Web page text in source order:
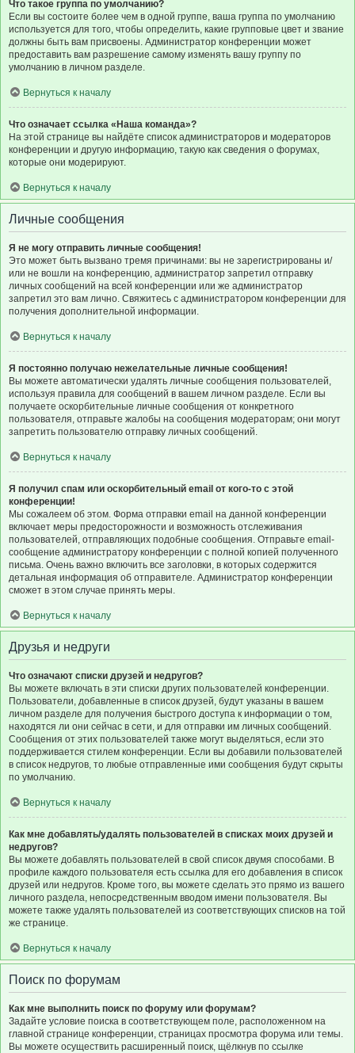
Что такое группа по умолчанию?
Если вы состоите более чем в одной группе, ваша группа по умолчанию
используется для того, чтобы определить, какие групповые цвет и звание
должны быть вам присвоены. Администратор конференции может
предоставить вам разрешение самому изменять вашу группу по
умолчанию в личном разделе.
Вернуться к началу
Что означает ссылка «Наша команда»?
На этой странице вы найдёте список администраторов и модераторов
конференции и другую информацию, такую как сведения о форумах,
которые они модерируют.
Вернуться к началу
Личные сообщения
Я не могу отправить личные сообщения!
Это может быть вызвано тремя причинами: вы не зарегистрированы и/
или не вошли на конференцию, администратор запретил отправку
личных сообщений на всей конференции или же администратор
запретил это вам лично. Свяжитесь с администратором конференции для
получения дополнительной информации.
Вернуться к началу
Я постоянно получаю нежелательные личные сообщения!
Вы можете автоматически удалять личные сообщения пользователей,
используя правила для сообщений в вашем личном разделе. Если вы
получаете оскорбительные личные сообщения от конкретного
пользователя, отправьте жалобы на сообщения модераторам; они могут
запретить пользователю отправку личных сообщений.
Вернуться к началу
Я получил спам или оскорбительный email от кого-то с этой
конференции!
Мы сожалеем об этом. Форма отправки email на данной конференции
включает меры предосторожности и возможность отслеживания
пользователей, отправляющих подобные сообщения. Отправьте email-
сообщение администратору конференции с полной копией полученного
письма. Очень важно включить все заголовки, в которых содержится
детальная информация об отправителе. Администратор конференции
сможет в этом случае принять меры.
Вернуться к началу
Друзья и недруги
Что означают списки друзей и недругов?
Вы можете включать в эти списки других пользователей конференции.
Пользователи, добавленные в список друзей, будут указаны в вашем
личном разделе для получения быстрого доступа к информации о том,
находятся ли они сейчас в сети, и для отправки им личных сообщений.
Сообщения от этих пользователей также могут выделяться, если это
поддерживается стилем конференции. Если вы добавили пользователей
в список недругов, то любые отправленные ими сообщения будут скрыты
по умолчанию.
Вернуться к началу
Как мне добавлять/удалять пользователей в списках моих друзей и
недругов?
Вы можете добавлять пользователей в свой список двумя способами. В
профиле каждого пользователя есть ссылка для его добавления в список
друзей или недругов. Кроме того, вы можете сделать это прямо из вашего
личного раздела, непосредственным вводом имени пользователя. Вы
можете также удалять пользователей из соответствующих списков на той
же странице.
Вернуться к началу
Поиск по форумам
Как мне выполнить поиск по форуму или форумам?
Задайте условие поиска в соответствующем поле, расположенном на
главной странице конференции, страницах просмотра форума или темы.
Вы можете осуществить расширенный поиск, щёлкнув по ссылке